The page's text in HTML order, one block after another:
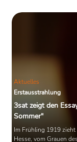
Aktuelles
Erstausstrahlung
3sat zeigt den
Sommer"
Im Frühling 1919
Hesse, vom Grauen